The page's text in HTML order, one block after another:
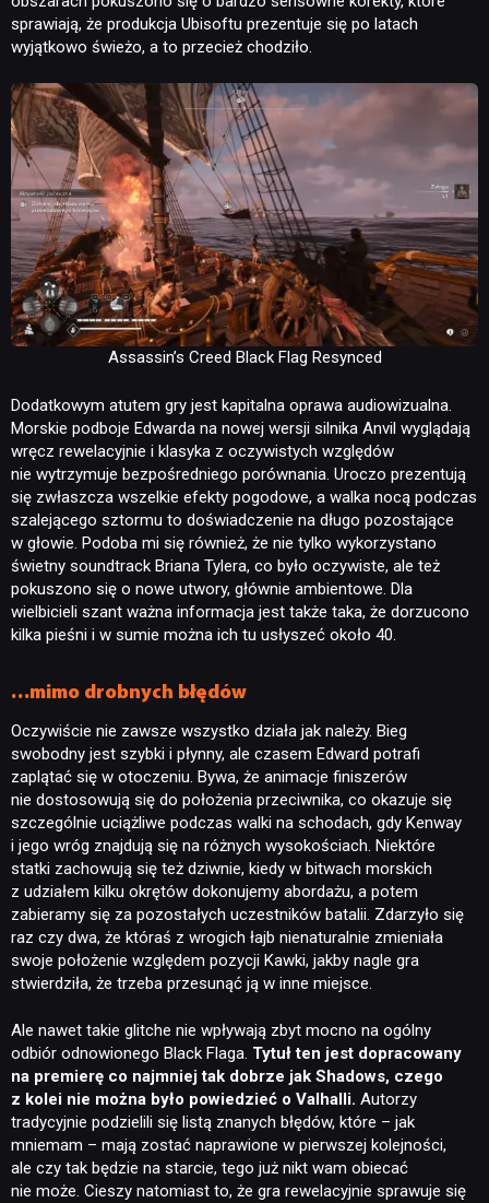
sprawiają, że produkcja Ubisoftu prezentuje się po latach
wyjątkowo świeżo, a to przecież chodziło.
Assassin’s Creed Black Flag Resynced
Dodatkowym atutem gry jest kapitalna oprawa audiowizualna.
Morskie podboje Edwarda na nowej wersji silnika Anvil wyglądają
wręcz rewelacyjnie i klasyka z oczywistych względów
nie wytrzymuje bezpośredniego porównania. Uroczo prezentują
się zwłaszcza wszelkie efekty pogodowe, a walka nocą podczas
szalejącego sztormu to doświadczenie na długo pozostające
w głowie. Podoba mi się również, że nie tylko wykorzystano
świetny soundtrack Briana Tylera, co było oczywiste, ale też
pokuszono się o nowe utwory, głównie ambientowe. Dla
wielbicieli szant ważna informacja jest także taka, że dorzucono
kilka pieśni i w sumie można ich tu usłyszeć około 40.
…mimo drobnych błędów
Oczywiście nie zawsze wszystko działa jak należy. Bieg
swobodny jest szybki i płynny, ale czasem Edward potrafi
zaplątać się w otoczeniu. Bywa, że animacje finiszerów
nie dostosowują się do położenia przeciwnika, co okazuje się
szczególnie uciążliwe podczas walki na schodach, gdy Kenway
i jego wróg znajdują się na różnych wysokościach. Niektóre
statki zachowują się też dziwnie, kiedy w bitwach morskich
z udziałem kilku okrętów dokonujemy abordażu, a potem
zabieramy się za pozostałych uczestników batalii. Zdarzyło się
raz czy dwa, że któraś z wrogich łajb nienaturalnie zmieniała
swoje położenie względem pozycji Kawki, jakby nagle gra
stwierdziła, że trzeba przesunąć ją w inne miejsce.
Ale nawet takie glitche nie wpływają zbyt mocno na ogólny
odbiór odnowionego Black Flaga. Tytuł ten jest dopracowany
na premierę co najmniej tak dobrze jak Shadows, czego
z kolei nie można było powiedzieć o Valhalli. Autorzy
tradycyjnie podzielili się listą znanych błędów, które – jak
mniemam – mają zostać naprawione w pierwszej kolejności,
ale czy tak będzie na starcie, tego już nikt wam obiecać
nie może. Cieszy natomiast to, że gra rewelacyjnie sprawuje się